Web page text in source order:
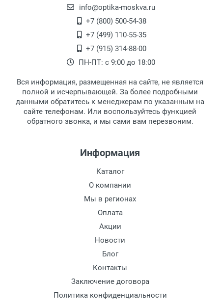
Ширина мостика:
Степень защиты:
Тип оправы:
Материал линзы:
Материал дужки:
Цвет линзы:
Оплата товара производится
наличными непосредственно на пункте
выдачи товара.
Перечисление средств на расчетный счет.
офисе по адресу: г. Москва,
Переведеновский переулок 17, корпус 1,
второй этаж, тел. +7 (499) 110-55-35.
После того, как заказ поступает в пункт
выдачи, наш менеджер связывается с
клиентом и оповещает о поступлении
товара.
Для получения товара при себе
обязательно иметь паспорт.
Заказ необходимо забрать в течение 3
рабочих дней с момента поступления на
дополнительных расходов за хранение
Доставляем товар по Москве компанией
Сдэк до ближайшего к вам пункта
Доставка транспортными компаниями по
преимущественно по России.
Мы сотрудничаем с различными
info@optika-moskva.ru
+7 (800) 500-54-38
+7 (499) 110-55-35
+7 (915) 314-88-00
ПН-ПТ: с 9:00 до 18:00
Вся информация, размещенная на сайте, не является
полной и исчерпывающей. За более подробными
данными обратитесь к менеджерам по указанным на
сайте телефонам. Или воспользуйтесь функцией
обратного звонка, и мы сами вам перезвоним.
Информация
Каталог
О компании
Мы в регионах
Оплата
Акции
Новости
Блог
Контакты
Заключение договора
Политика конфиденциальности